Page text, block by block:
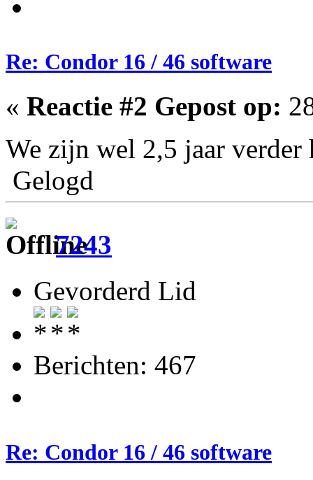
Re: Condor 16 / 46 software
« Reactie #2 Gepost op:
We zijn wel 2,5 jaar
Gelogd
7243
Gevorderd Lid
Berichten: 467
Re: Condor 16 / 46 software